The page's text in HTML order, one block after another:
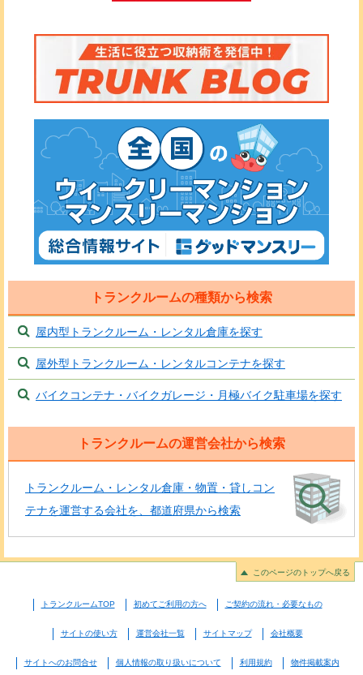
トランクルームの種類から検索
屋内型トランクルーム・レンタル倉庫を探す
屋外型トランクルーム・レンタルコンテナを探す
バイクコンテナ・バイクガレージ・月極バイク駐車場を探す
トランクルームの運営会社から検索
トランクルーム・レンタル倉庫・物置・貸しコン
テナを運営する会社を、都道府県から検索
このページのトップへ戻る
トランクルームTOP 初めてご利用の方へ ご契約の流れ・必要なもの
サイトの使い方 運営会社一覧 サイトマップ 会社概要
サイトへのお問合せ 個人情報の取り扱いについて 利用規約 物件掲載案内